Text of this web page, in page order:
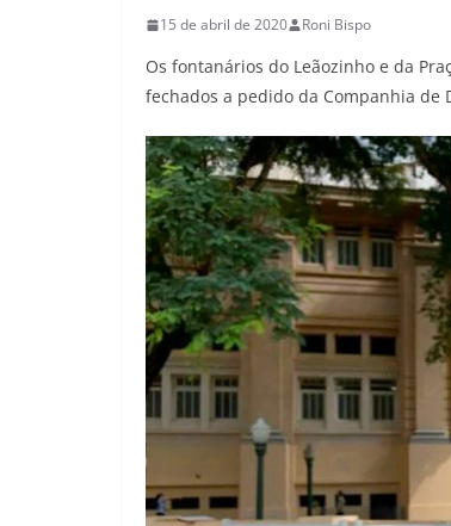
15 de abril de 2020 Roni Bispo
Os fontanários do Leãozinho e da
fechados a pedido da Companhia de